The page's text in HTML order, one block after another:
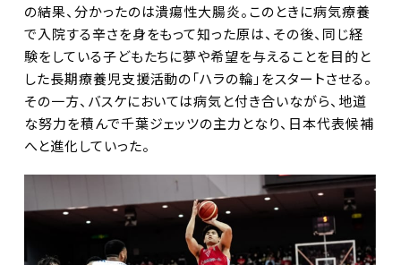
の結果、分かったのは潰瘍性大腸炎。このときに病気療養
で入院する辛さを身をもって知った原は、その後、同じ経
験をしている子どもたちに夢や希望を与えることを目的と
した長期療養児支援活動の「ハラの輪」をスタートさせる。
その一方、バスケにおいては病気と付き合いながら、地道
な努力を積んで千葉ジェッツの主力となり、日本代表候補
へと進化していった。